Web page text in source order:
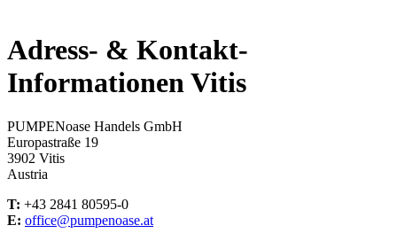
Adress- & Kontakt-
Informationen Vitis
PUMPENoase Handels GmbH
Europastraße 19
3902 Vitis
Austria
T: +43 2841 80595-0
E: office@pumpenoase.at